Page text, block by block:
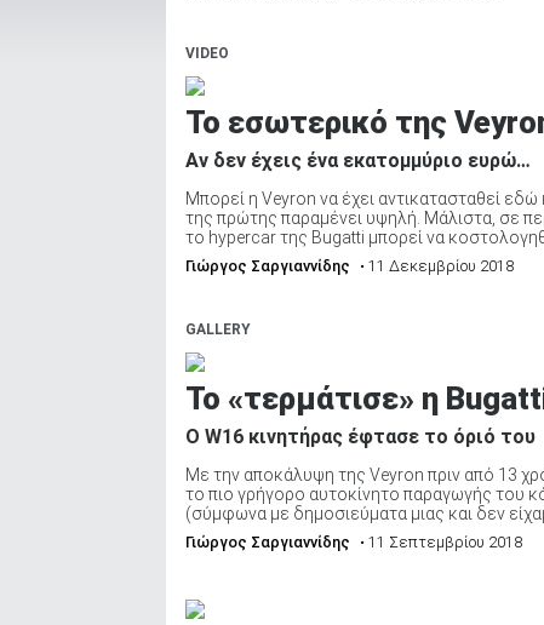
Μεταχειρισμένα
ΑΝΑΖΗΤΗΣΗ
Επιχειρήσεις
ΑΝΑΖΗΤΗΣΗ
VIDEO
Το εσωτερικό της
Αν δεν έχεις ένα εκατομμύριο ευρώ…
Μπορεί η Veyron να έχει αντικατασταθεί
της πρώτης παραμένει υψηλή. Μάλιστα, σε
το hypercar της Bugatti μπορεί να
Γιώργος Σαργιαννίδης • 11 Δεκεμβρίου 2018
GALLERY
Το «τερμάτισε» η
Ο W16 κινητήρας έφτασε το όριό του
Με την αποκάλυψη της Veyron πριν από 13
το πιο γρήγορο αυτοκίνητο παραγωγής του
(σύμφωνα με δημοσιεύματα μιας και δεν
Γιώργος Σαργιαννίδης • 11 Σεπτεμβρίου 2018